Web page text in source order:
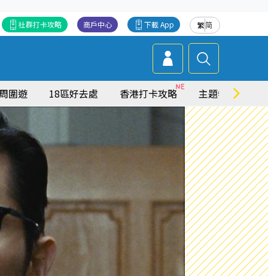
繁简
下載 App
商戶中心
社群打卡攻略
圍遊 18區好去處 香港打卡攻略 主題特集